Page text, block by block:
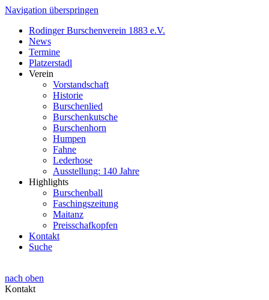
Navigation überspringen
Rodinger Burschenverein 1883 e.V.
News
Termine
Platzerstadl
Verein
Vorstandschaft
Historie
Burschenlied
Burschenkutsche
Burschenhorn
Humpen
Fahne
Lederhose
Ausstellung: 140 Jahre
Highlights
Burschenball
Faschingszeitung
Maitanz
Preisschafkopfen
Kontakt
Suche
nach oben
Kontakt